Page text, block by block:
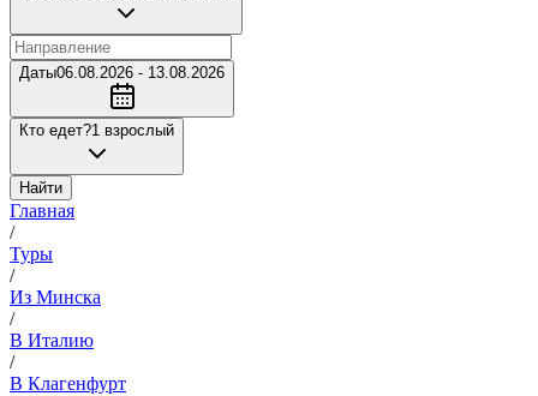
Даты06.08.2026 - 13.08.2026
Кто едет?1 взрослый
Найти
Главная
/
Туры
/
Из Минска
/
В Италию
/
В Клагенфурт